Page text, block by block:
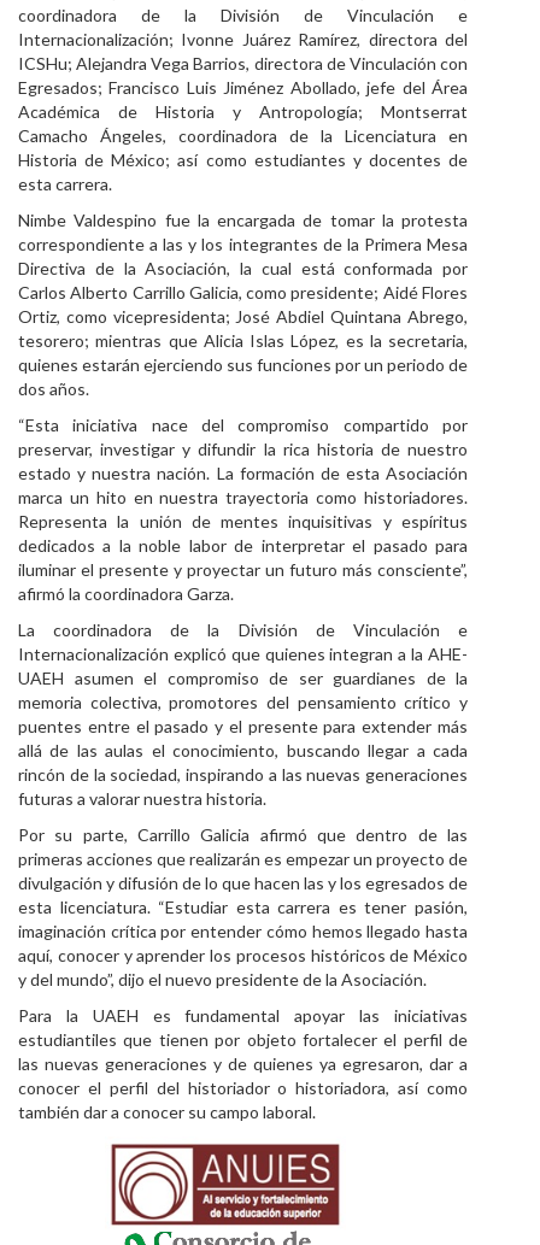
coordinadora de la División de Vinculación e
Internacionalización; Ivonne Juárez Ramírez, directora del
ICSHu; Alejandra Vega Barrios, directora de Vinculación con
Egresados; Francisco Luis Jiménez Abollado, jefe del Área
Académica de Historia y Antropología; Montserrat
Camacho Ángeles, coordinadora de la Licenciatura en
Historia de México; así como estudiantes y docentes de
esta carrera.
Nimbe Valdespino fue la encargada de tomar la protesta
correspondiente a las y los integrantes de la Primera Mesa
Directiva de la Asociación, la cual está conformada por
Carlos Alberto Carrillo Galicia, como presidente; Aidé Flores
Ortiz, como vicepresidenta; José Abdiel Quintana Abrego,
tesorero; mientras que Alicia Islas López, es la secretaria,
quienes estarán ejerciendo sus funciones por un periodo de
dos años.
“Esta iniciativa nace del compromiso compartido por
preservar, investigar y difundir la rica historia de nuestro
estado y nuestra nación. La formación de esta Asociación
marca un hito en nuestra trayectoria como historiadores.
Representa la unión de mentes inquisitivas y espíritus
dedicados a la noble labor de interpretar el pasado para
iluminar el presente y proyectar un futuro más consciente”,
afirmó la coordinadora Garza.
La coordinadora de la División de Vinculación e
Internacionalización explicó que quienes integran a la AHE-
UAEH asumen el compromiso de ser guardianes de la
memoria colectiva, promotores del pensamiento crítico y
puentes entre el pasado y el presente para extender más
allá de las aulas el conocimiento, buscando llegar a cada
rincón de la sociedad, inspirando a las nuevas generaciones
futuras a valorar nuestra historia.
Por su parte, Carrillo Galicia afirmó que dentro de las
primeras acciones que realizarán es empezar un proyecto de
divulgación y difusión de lo que hacen las y los egresados de
esta licenciatura. “Estudiar esta carrera es tener pasión,
imaginación crítica por entender cómo hemos llegado hasta
aquí, conocer y aprender los procesos históricos de México
y del mundo”, dijo el nuevo presidente de la Asociación.
Para la UAEH es fundamental apoyar las iniciativas
estudiantiles que tienen por objeto fortalecer el perfil de
las nuevas generaciones y de quienes ya egresaron, dar a
conocer el perfil del historiador o historiadora, así como
también dar a conocer su campo laboral.